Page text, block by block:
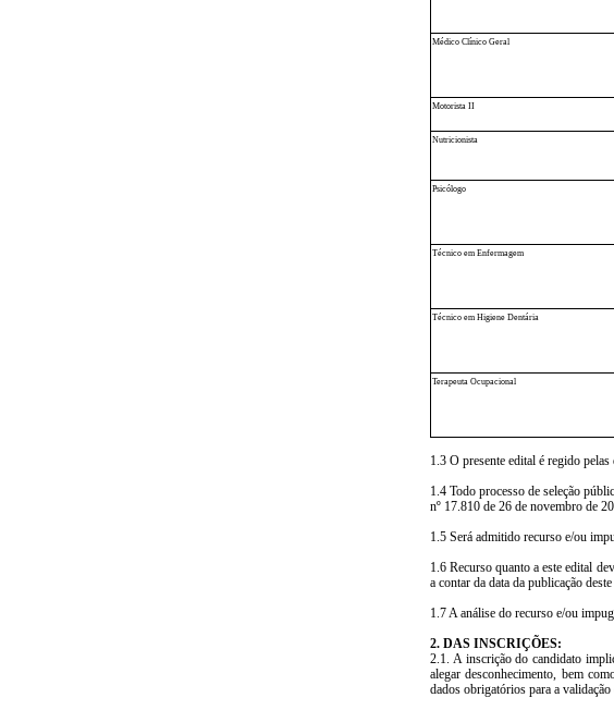
Médico Clínico Geral
Motorista II
Nutricionista
Psicólogo
Técnico em Enfermagem
Técnico em Higiene Dentária
Terapeuta Ocupacional
1.3 O presente edital é regido
1.4 Todo processo de seleção
nº 17.810 de 26 de novembro de
1.5 Será admitido recurso e/ou
1.6 Recurso quanto a este edital
a contar da data da publicação deste
1.7 A análise do recurso e/ou
2. DAS INSCRIÇÕES:
2.1. A inscrição do candidato
alegar desconhecimento, bem
dados obrigatórios para a validação